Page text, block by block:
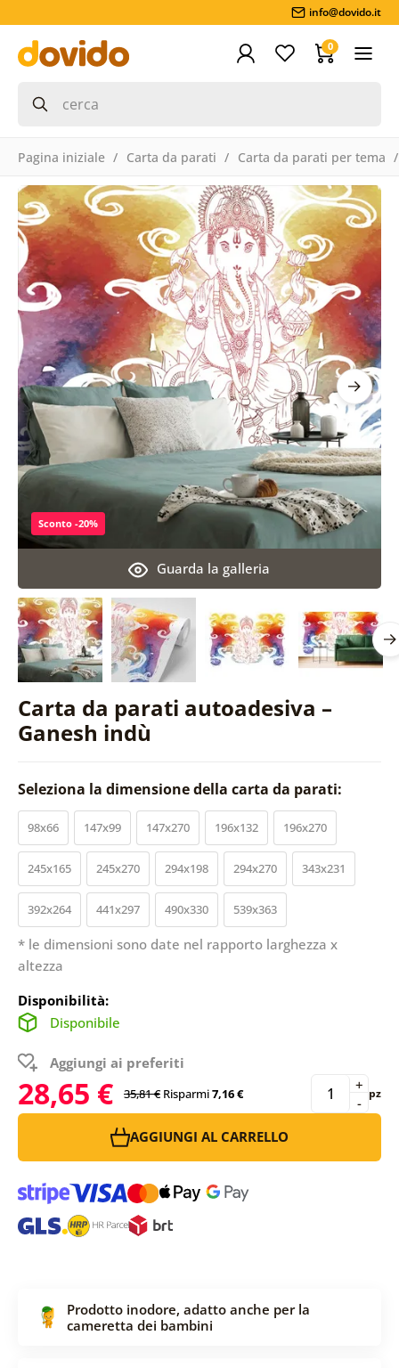
info@dovido.it
0
Pagina iniziale Carta da parati Carta da parati per tema
Carta da parati autoadesiva –
Ganesh indù
Guarda la galleria
Sconto -20%
Seleziona la dimensione della carta da parati:
98x66 147x99 147x270 196x132 196x270
245x165 245x270 294x198 294x270 343x231
392x264 441x297 490x330 539x363
* le dimensioni sono date nel rapporto larghezza x
altezza
Disponibilità:
Disponibile
Aggiungi ai preferiti
28,65 € 35,81 € Risparmi7,16 € -
+ pz
AGGIUNGI AL CARRELLO
Prodotto inodore, adatto anche per la
cameretta dei bambini